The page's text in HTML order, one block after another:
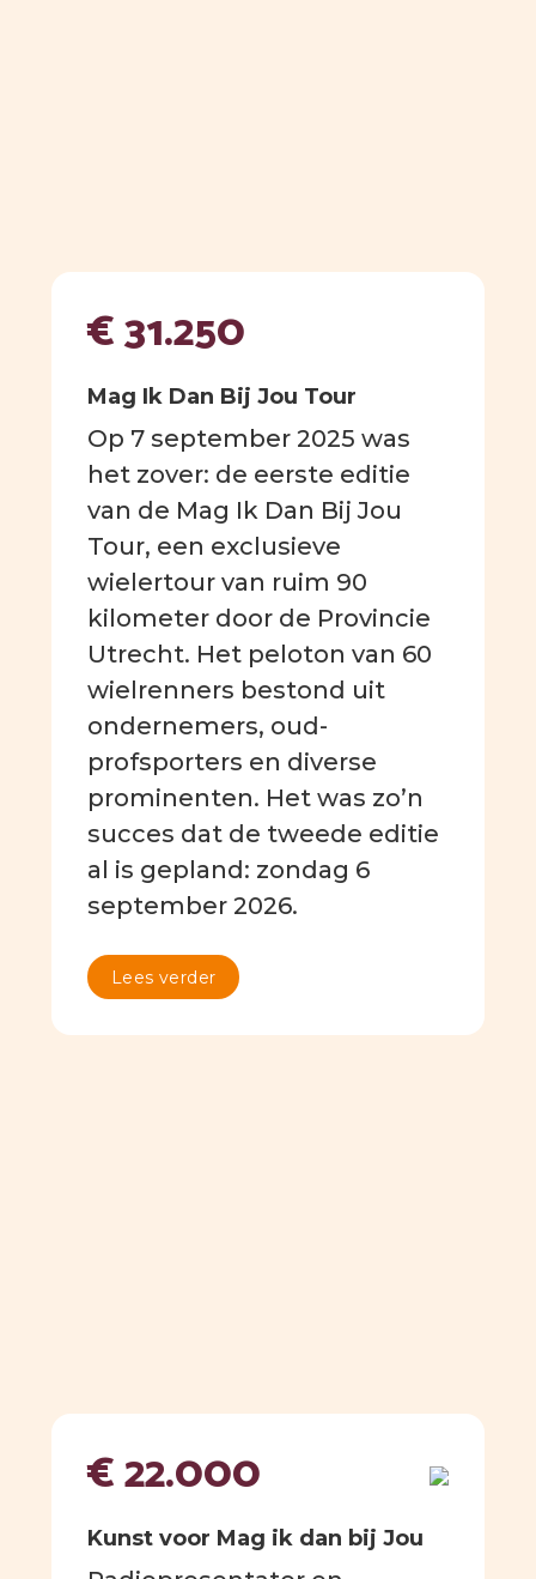
€ 31.250
Mag Ik Dan Bij Jou Tour
Op 7 september 2025 was
het zover: de eerste editie
van de Mag Ik Dan Bij Jou
Tour, een exclusieve
wielertour van ruim 90
kilometer door de Provincie
Utrecht. Het peloton van 60
wielrenners bestond uit
ondernemers, oud-
profsporters en diverse
prominenten. Het was zo’n
succes dat de tweede editie
al is gepland: zondag 6
september 2026.
Lees verder
€ 22.000
Kunst voor Mag ik dan bij Jou